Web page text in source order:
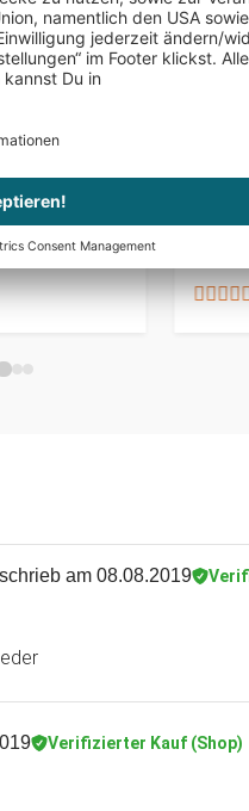
schrieb am 08.08.2019
Verifizierter Kauf (Shop)